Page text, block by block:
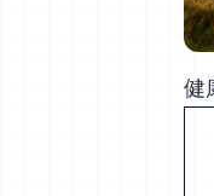
健